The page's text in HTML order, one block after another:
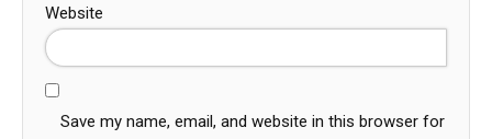
Website
Save my name, email, and website in this browser for